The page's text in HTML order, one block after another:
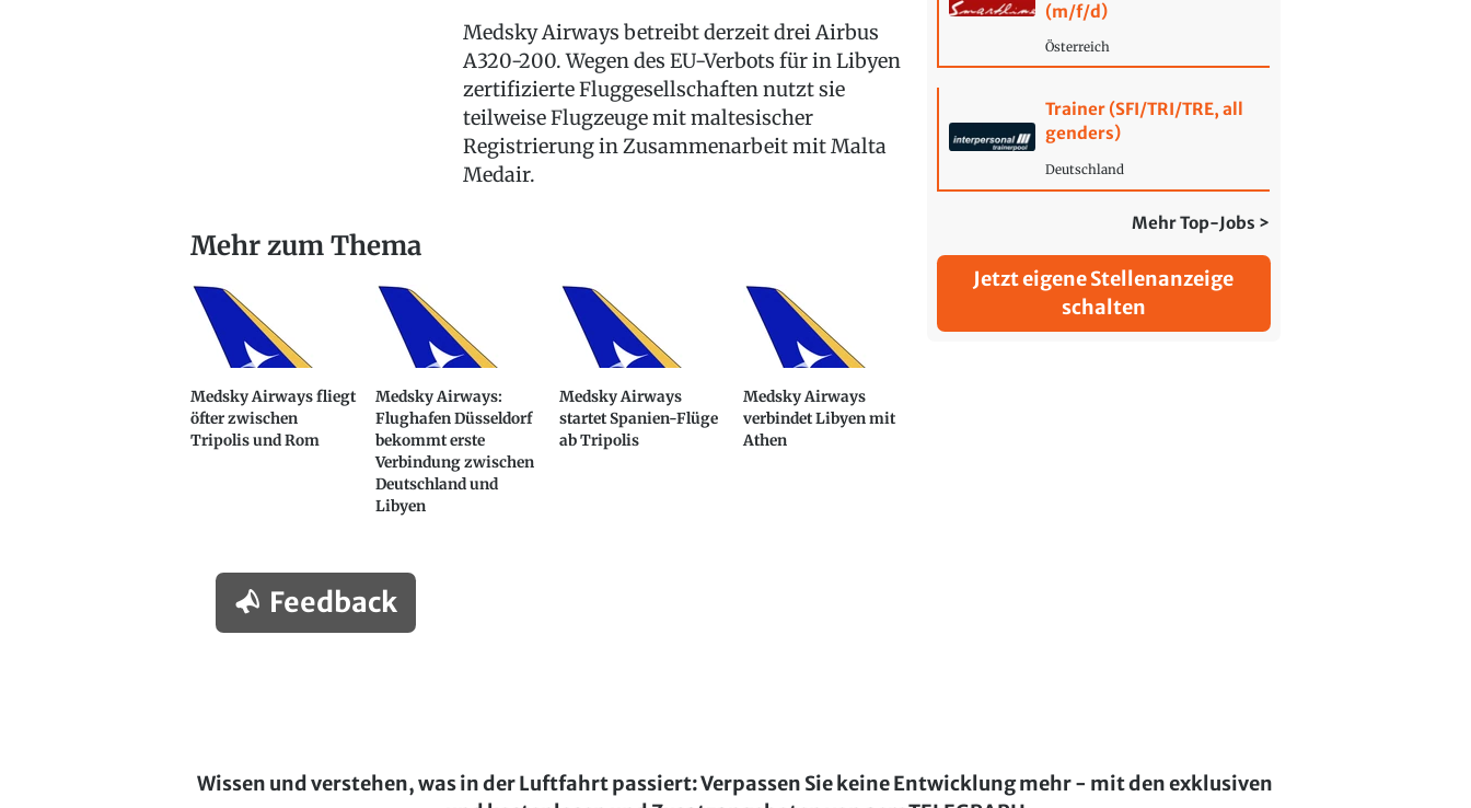
Medsky Airways betreibt derzeit drei Airbus
A320-200. Wegen des EU-Verbots für in Libyen
zertifizierte Fluggesellschaften nutzt sie
teilweise Flugzeuge mit maltesischer
Registrierung in Zusammenarbeit mit Malta
Medair.
Mehr zum Thema
Medsky Airways fliegt
öfter zwischen
Tripolis und Rom
Medsky Airways:
Flughafen Düsseldorf
bekommt erste
Verbindung zwischen
Deutschland und
Libyen
Medsky Airways
startet Spanien-Flüge
ab Tripolis
Medsky Airways
verbindet Libyen mit
Athen
Feedback
(m/f/d)
Österreich
Trainer (SFI/TRI/TRE, all
genders)
Deutschland
Mehr Top-Jobs >
Jetzt eigene Stellenanzeige
schalten
Wissen und verstehen, was in der Luftfahrt passiert: Verpassen Sie keine Entwicklung mehr - mit den exklusiven